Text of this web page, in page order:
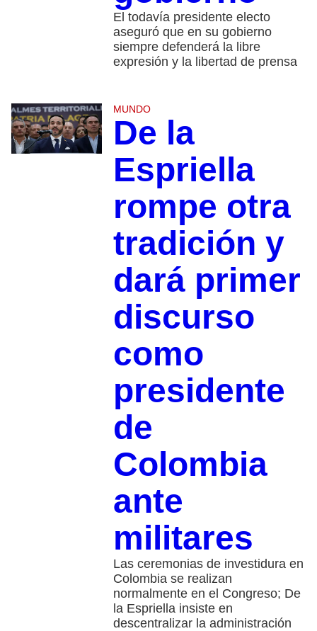
El todavía presidente electo
aseguró que en su gobierno
siempre defenderá la libre
expresión y la libertad de prensa
MUNDO
De la
Espriella
rompe otra
tradición y
dará primer
discurso
como
presidente
de
Colombia
ante
militares
Las ceremonias de investidura en
Colombia se realizan
normalmente en el Congreso; De
la Espriella insiste en
descentralizar la administración